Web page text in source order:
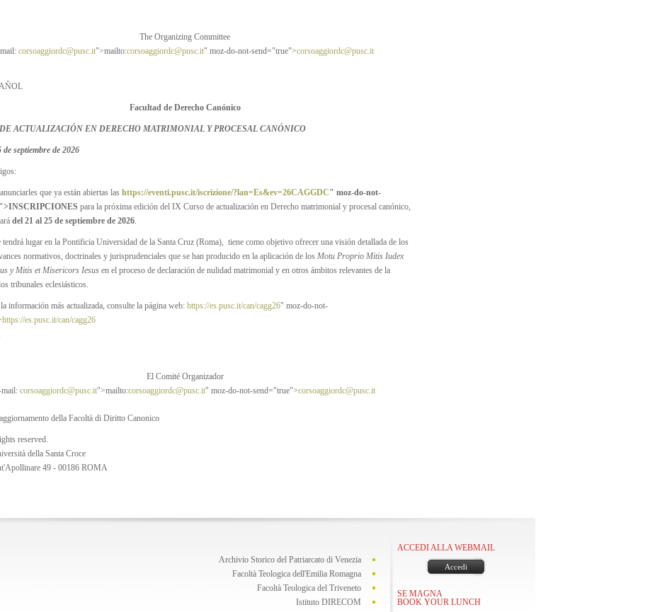
The Organizing Committee
corsoaggiordc@pusc.it">mailto:corsoaggiordc@pusc.it" moz-do-not-send="true">corsoaggiordc@pusc.it
Facultad de Derecho Canónico
ACTUALIZACIÓN EN DERECHO MATRIMONIAL Y PROCESAL CANÓNICO
de septiembre de 2026
que ya están abiertas las https://eventi.pusc.it/iscrizione/?lan=Es&ev=26CAGGDC" moz-do-not-
para la próxima edición del IX Curso de actualización en Derecho matrimonial y procesal canónico,
del 21 al 25 de septiembre de 2026.
tendrá lugar en la Pontificia Universidad de la Santa Cruz (Roma), tiene como objetivo ofrecer una visión detallada de los
normativos, doctrinales y jurisprudenciales que se han producido en la aplicación de los Motu Proprio Mitis Iudex
y Mitis et Misericors Iesus en el proceso de declaración de nulidad matrimonial y en otros ámbitos relevantes de la
tribunales eclesiásticos.
información más actualizada, consulte la página web: https://es.pusc.it/can/cagg26" moz-do-not-
https://es.pusc.it/can/cagg26
El Comité Organizador
mail: corsoaggiordc@pusc.it">mailto:corsoaggiordc@pusc.it" moz-do-not-send="true">corsoaggiordc@pusc.it
della Facoltà di Diritto Canonico
reserved.
della Santa Croce
49 - 00186 ROMA
Archivio Storico del Patriarcato di Venezia
Facoltà Teologica dell'Emilia Romagna
Facoltà Teologica del Triveneto
Istituto DIRECOM
ACCEDI ALLA WEBMAIL
Accedi
SE MAGNA
BOOK YOUR LUNCH